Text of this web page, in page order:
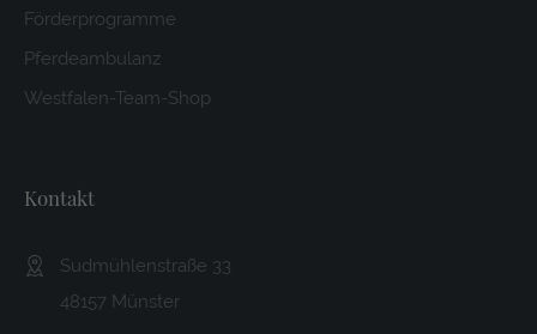
Förderprogramme
Pferdeambulanz
Westfalen-Team-Shop
Kontakt
Sudmühlenstraße 33
48157 Münster